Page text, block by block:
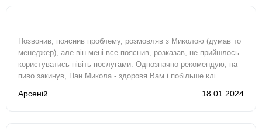
Позвонив, пояснив проблему, розмовляв з Миколою (думав то
менеджер), але він мені все пояснив, розказав, не прийшлось
користуватись нівіть послугами. Однозначно рекомендую, на
пиво закинув, Пан Микола - здоровя Вам і побільше клі..
Арсеній 18.01.2024